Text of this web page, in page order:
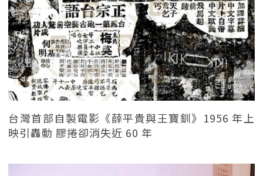
台灣首部自製電影《薛平貴與王寶釧》1956 年上
映引轟動 膠捲卻消失近 60 年